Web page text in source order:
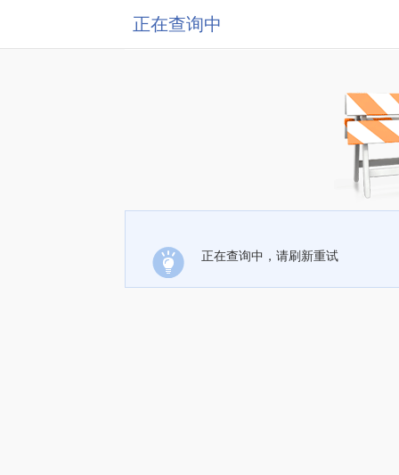
正在查询中
正在查询中，请刷新重试